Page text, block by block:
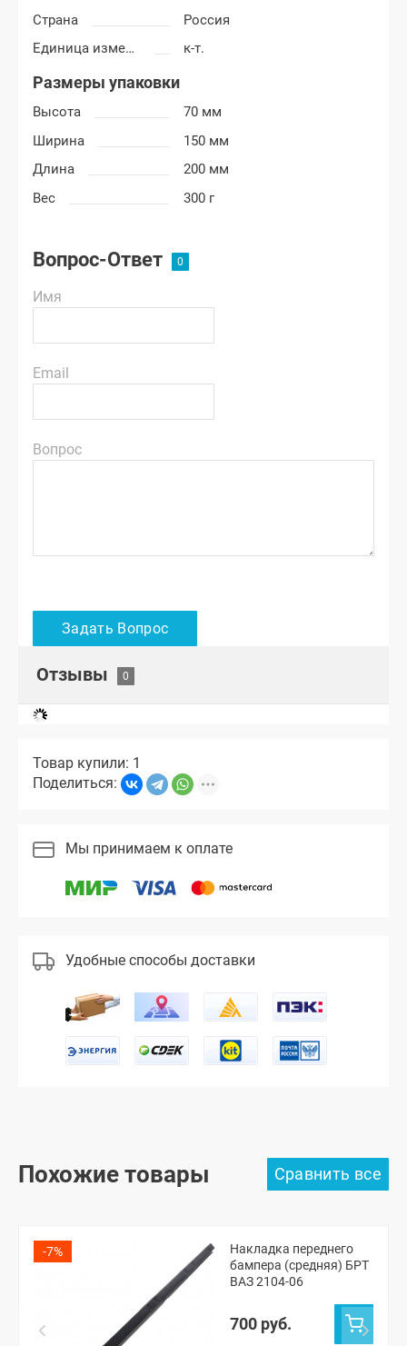
Страна
Россия
Единица измерения
к-т.
Размеры упаковки
Высота
70 мм
Ширина
150 мм
Длина
200 мм
Вес
300 г
Вопрос-Ответ
Имя
Email
Вопрос
Отзывы
Товар купили: 1
Поделиться:
Мы принимаем к оплате
Удобные способы доставки
Похожие товары
-7%
Накладка переднего
бампера (средняя) БРТ
ВАЗ 2104-06
700 руб.